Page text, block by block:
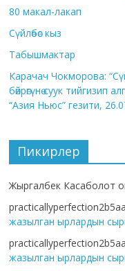
80 макал-лакап
Сүйлөбөс кыз
Табышмактар
Карачач Чокморова:
бөйрөгүнө суук
“Азия Ньюс” гезити,
Пикирлер
Жыргалбек Касаболот
жазылган ырлардын
жазылган ырлардын